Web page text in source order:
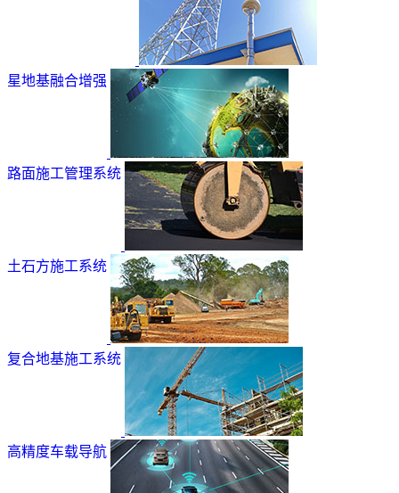
星地基融合增强
路面施工管理系统
土石方施工系统
复合地基施工系统
高精度车载导航